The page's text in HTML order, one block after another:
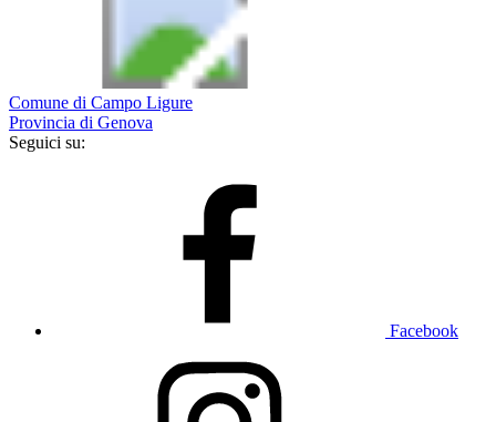
Comune di Campo Ligure
Provincia di Genova
Seguici su:
Facebook